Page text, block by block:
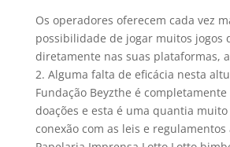
Os operadores oferecem cada vez
possibilidade de jogar muitos jogos
diretamente nas suas plataformas,
2. Alguma falta de eficácia nesta
Fundação Beyzthe é
doações e esta é uma quantia muito
conexão com as leis e